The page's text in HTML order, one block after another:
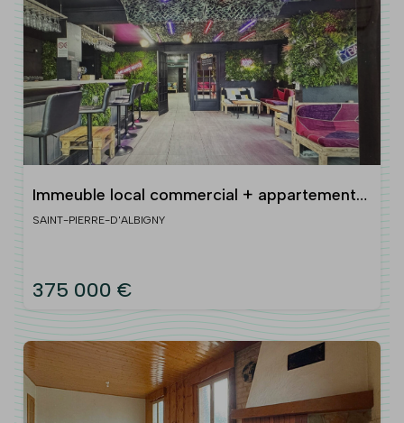
Immeuble local commercial + appartements
Saint Pierre D Albigny
SAINT-PIERRE-D'ALBIGNY
375 000 €